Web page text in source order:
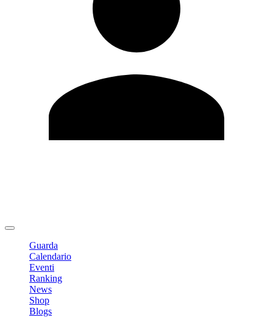
Guarda
Calendario
Eventi
Ranking
News
Shop
Blogs